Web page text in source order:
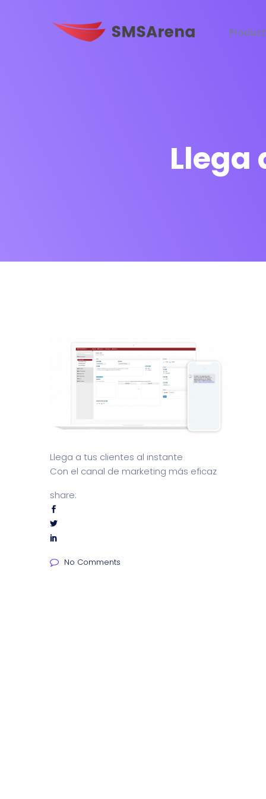
Llega
Llega a tus clientes al instante
Con el canal de marketing más eficaz
share:
No Comments